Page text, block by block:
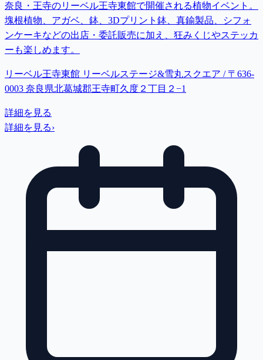
奈良・王寺のリーベル王寺東館で開催される植物イベント。
塊根植物、アガベ、鉢、3Dプリント鉢、真鍮製品、シフォ
ンケーキなどの出店・委託販売に加え、狂みくじやステッカ
ーも楽しめます。
リーベル王寺東館 リーベルステージ&雪丸スクエア / 〒636-
0003 奈良県北葛城郡王寺町久度２丁目２−1
詳細を見る
詳細を見る›